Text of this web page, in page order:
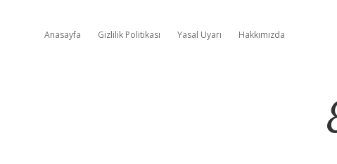
Anasayfa Gizlilik Politikası Yasal Uyarı Hakkımızda